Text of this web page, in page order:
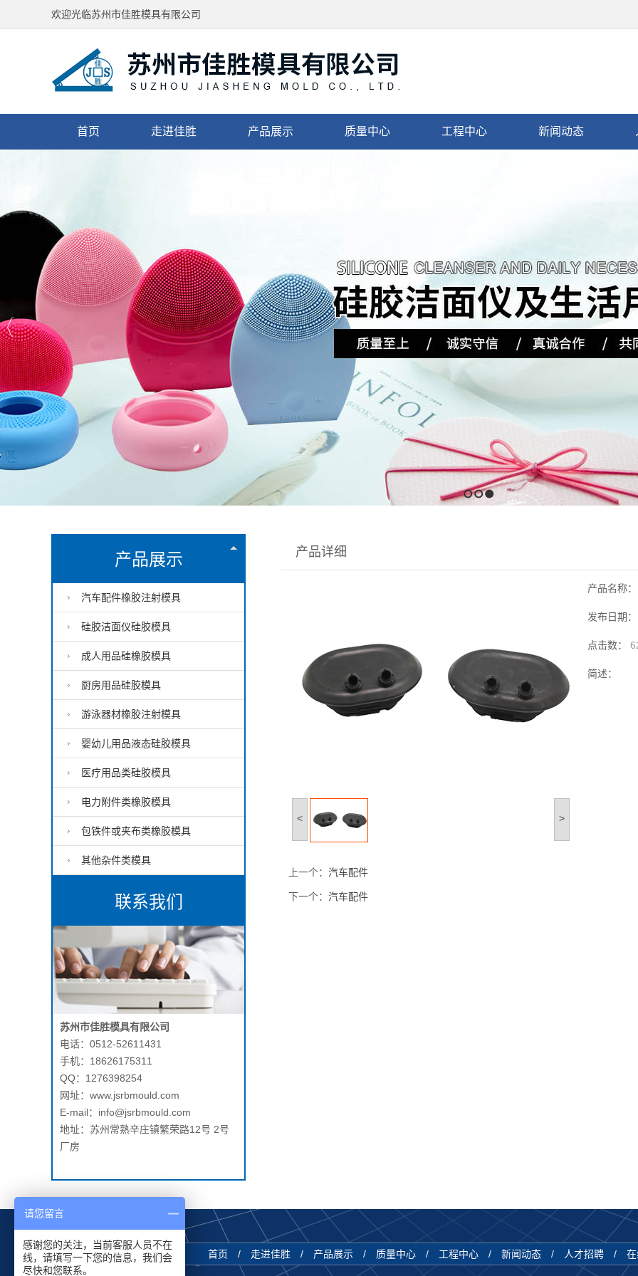
欢迎光临苏州市佳胜模具有限公司
首页 走进佳胜 产品展示 质量中心 工程中心 新闻动态
1 2 3
产品展示
汽车配件橡胶注射模具
硅胶洁面仪硅胶模具
成人用品硅橡胶模具
厨房用品硅胶模具
游泳器材橡胶注射模具
婴幼儿用品液态硅胶模具
医疗用品类硅胶模具
电力附件类橡胶模具
包铁件或夹布类橡胶模具
其他杂件类模具
联系我们
苏州市佳胜模具有限公司
电话：0512-52611431
手机：18626175311
QQ：1276398254
网址：www.jsrbmould.com
E-mail：info@jsrbmould.com
地址：苏州常熟辛庄镇繁荣路12号 2号
厂房
产品详细
< >
产品名称：
发布日期：
点击数：
简述：
上一个： 汽车配件
下一个： 汽车配件
首页 / 走进佳胜 / 产品展示 / 质量中心 / 工程中心 / 新闻动态 / 人才招聘 /
请您留言
感谢您的关注，当前客服人员不在
线，请填写一下您的信息，我们会
尽快和您联系。